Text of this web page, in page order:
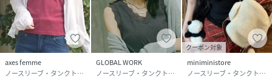
axes femme
ノースリーブ・タンクトップ
GLOBAL WORK
ノースリーブ・タンクトップ
クーポン対象
miniministore
ノースリーブ・タンクトップ